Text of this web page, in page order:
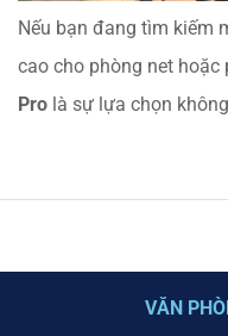
Nếu bạn đang tìm kiếm
cao cho phòng net hoặc
Pro là sự lựa chọn
VĂN